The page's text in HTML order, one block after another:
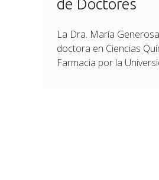
de Doctores
La Dra. María
doctora en Ciencias
Farmacia por la